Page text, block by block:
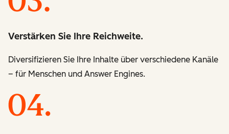
Verstärken Sie Ihre Reichweite.
Diversifizieren Sie Ihre Inhalte über verschiedene Kanäle
– für Menschen und Answer Engines.